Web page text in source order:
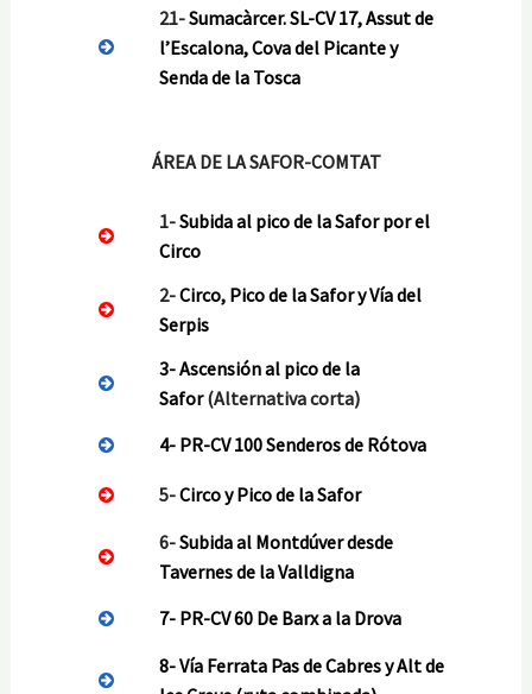
21-Sumacàrcer. SL-CV 17, Assut de
l’Escalona, Cova del Picante y
Senda de la Tosca
ÁREA DE LA SAFOR-COMTAT
1-Subida al pico de la Safor por el
Circo
2-Circo, Pico de la Safor y Vía del
Serpis
3-Ascensión al pico de la
Safor (Alternativa corta)
4- PR-CV 100 Senderos de Rótova
5-Circo y Pico de la Safor
6-Subida al Montdúver desde
Tavernes de la Valldigna
7- PR-CV 60 De Barx a la Drova
8-Vía Ferrata Pas de Cabres y Alt de